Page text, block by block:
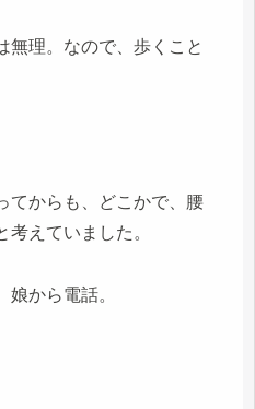
無理。なので、歩くこと
てからも、どこかで、腰
考えていました。
から電話。